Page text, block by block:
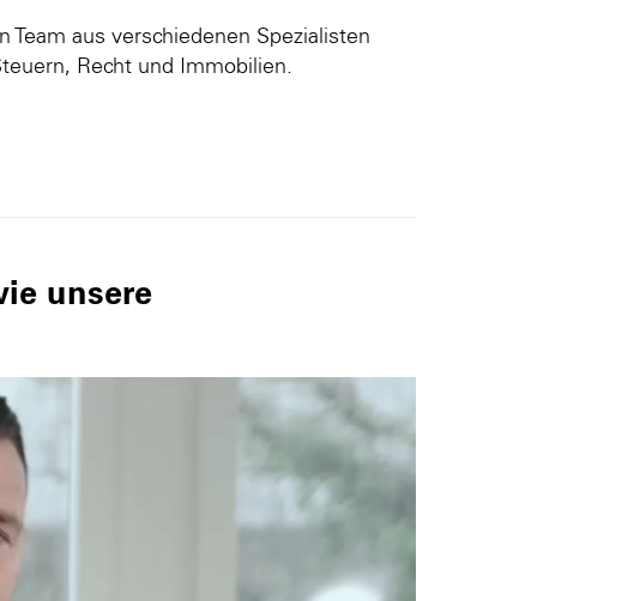
aus verschiedenen Spezialisten
Recht und Immobilien.
unsere